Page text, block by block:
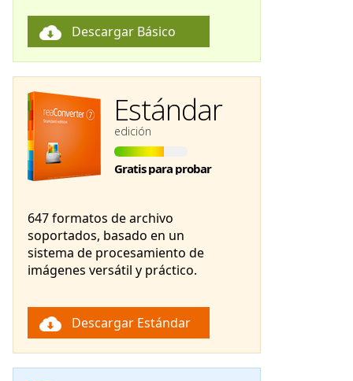
Descargar Básico
Estándar
edición
Gratis para probar
647 formatos de archivo
soportados, basado en un
sistema de procesamiento de
imágenes versátil y práctico.
Descargar Estándar